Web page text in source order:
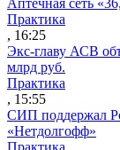
Практика
, 16:25
Экс-главу АСВ
млрд руб.
Практика
, 15:55
СИП поддержал
«Нетдолгофф»
Практика